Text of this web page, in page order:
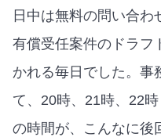
日中は無料の問い合
有償受任案件のドラフ
かれる毎日でした。事
て、20時、21時、22
の時間が、こんなに後